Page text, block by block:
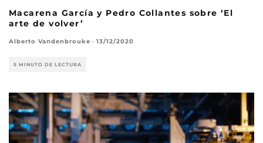
Macarena García y Pedro Collantes sobre ‘El
arte de volver’
Alberto Vandenbrouke · 13/12/2020
5 MINUTO DE LECTURA